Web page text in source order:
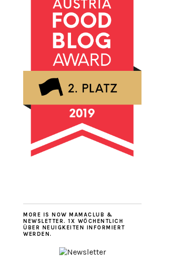
MORE IS NOW MAMACLUB &
NEWSLETTER. 1X WÖCHENTLICH
ÜBER NEUIGKEITEN INFORMIERT
WERDEN.